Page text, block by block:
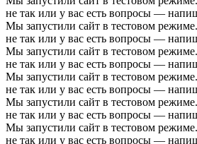
не так или у вас есть вопросы —
Мы запустили сайт в тестовом
не так или у вас есть вопросы —
Мы запустили сайт в тестовом
не так или у вас есть вопросы —
Мы запустили сайт в тестовом
не так или у вас есть вопросы —
Мы запустили сайт в тестовом
не так или у вас есть вопросы —
Мы запустили сайт в тестовом
не так или у вас есть вопросы —